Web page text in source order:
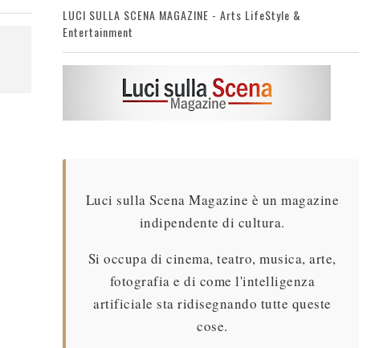
LUCI SULLA SCENA MAGAZINE - Arts LifeStyle &
Entertainment
Luci sulla Scena Magazine è un magazine
indipendente di cultura.
Si occupa di cinema, teatro, musica, arte,
fotografia e di come l'intelligenza
artificiale sta ridisegnando tutte queste
cose.